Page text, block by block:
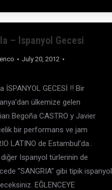
– Ispanyol Gecesi
July 20, 2012
İSPANYOL GECESİ !! Bir
ülkemize gelen
Begoña CASTRO y Javier
bir performans ve jam
LATINO de Estambul’da..
diğer Ispanyol türlerinin de
”SANGRIA” gibi tipik ispanyol
EĞLENCEYE